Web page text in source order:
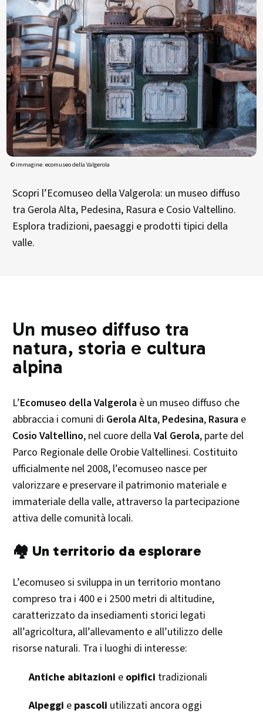
© immagine: ecomuseo della Valgerola
Scopri l’Ecomuseo della Valgerola: un museo diffuso
tra Gerola Alta, Pedesina, Rasura e Cosio Valtellino.
Esplora tradizioni, paesaggi e prodotti tipici della
valle.
Un museo diffuso tra
natura, storia e cultura
alpina
L’Ecomuseo della Valgerola è un museo diffuso che
abbraccia i comuni di Gerola Alta, Pedesina, Rasura e
Cosio Valtellino, nel cuore della Val Gerola, parte del
Parco Regionale delle Orobie Valtellinesi. Costituito
ufficialmente nel 2008, l’ecomuseo nasce per
valorizzare e preservare il patrimonio materiale e
immateriale della valle, attraverso la partecipazione
attiva delle comunità locali. ​
🏘️ Un territorio da esplorare
L’ecomuseo si sviluppa in un territorio montano
compreso tra i 400 e i 2500 metri di altitudine,
caratterizzato da insediamenti storici legati
all’agricoltura, all’allevamento e all’utilizzo delle
risorse naturali. Tra i luoghi di interesse:​
Antiche abitazioni e opifici tradizionali
Alpeggi e pascoli utilizzati ancora oggi